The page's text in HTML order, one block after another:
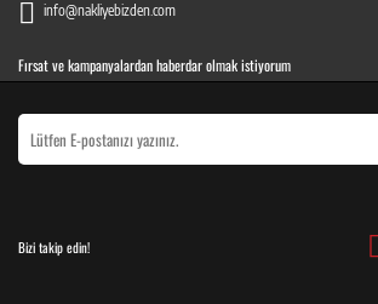
info@nakliyebizden.com
Fırsat ve kampanyalardan haberdar olmak istiyorum
Bizi takip edin!